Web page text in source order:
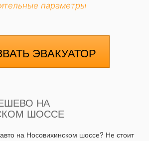
параметры
ЭВАКУАТОР
НА
ШОССЕ
на Носовихинском шоссе? Не стоит